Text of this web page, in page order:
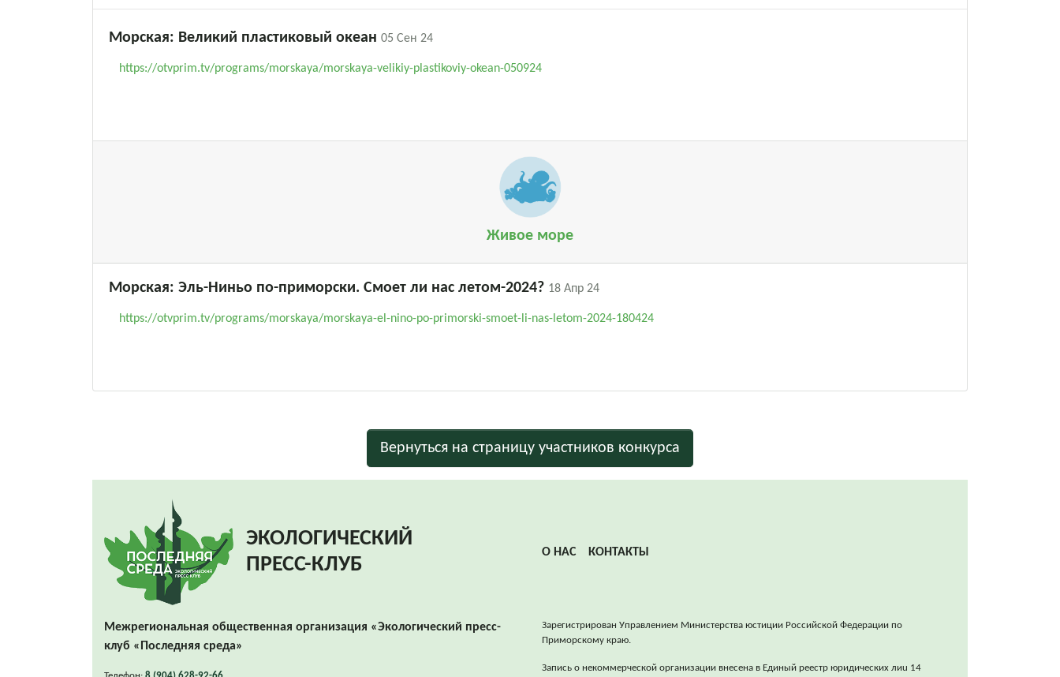
Морская: Великий пластиковый океан 05 Сен 24
https://otvprim.tv/programs/morskaya/morskaya-velikiy-plastikoviy-okean-050924
Живое море
Морская: Эль-Ниньо по-приморски. Смоет ли нас летом-2024? 18 Апр 24
https://otvprim.tv/programs/morskaya/morskaya-el-nino-po-primorski-smoet-li-nas-letom-2024-180424
Вернуться на страницу участников конкурса
ЭКОЛОГИЧЕСКИЙ
ПРЕСС-КЛУБ
О НАС КОНТАКТЫ
Межрегиональная общественная организация «Экологический пресс-
клуб «Последняя среда»
Зарегистрирован Управлением Министерства юстиции Российской Федерации по
Приморскому краю.
Запись о некоммерческой организации внесена в Единый реестр юридических лиu 14